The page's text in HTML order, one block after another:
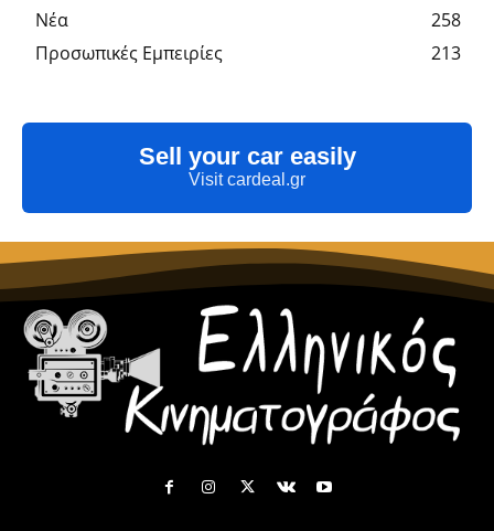
Νέα
258
Προσωπικές Εμπειρίες
213
Sell your car easily
Visit cardeal.gr